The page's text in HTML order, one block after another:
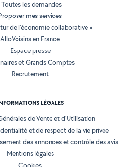
Toutes les demandes
mes services
de l'économie collaborative »
AlloVoisins en France
Espace presse
et Grands Comptes
Recrutement
LÉGALES
de Vente et d'Utilisation
et de respect de la vie privée
des annonces et contrôle des avis
Mentions légales
Cookies